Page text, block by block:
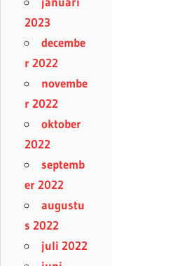
2023
decembe
r 2022
novembe
r 2022
oktober
2022
septemb
er 2022
augustu
s 2022
juli 2022